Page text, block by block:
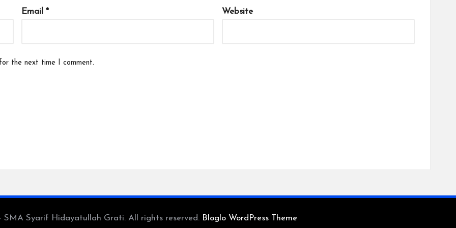
Email * Website
the next time I comment.
Syarif Hidayatullah Grati. All rights reserved. Bloglo WordPress Theme